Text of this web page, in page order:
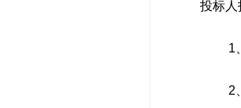
投标人
1
2